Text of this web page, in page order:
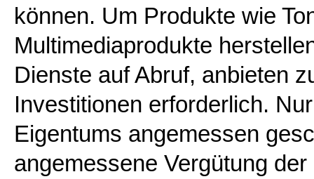
können. Um Produkte wie
Multimediaprodukte
Dienste auf Abruf, anbieten
Investitionen erforderlich.
Eigentums angemessen
angemessene Vergütung